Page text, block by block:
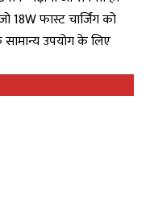
18W फास्ट चार्जिंग को
उपयोग के लिए